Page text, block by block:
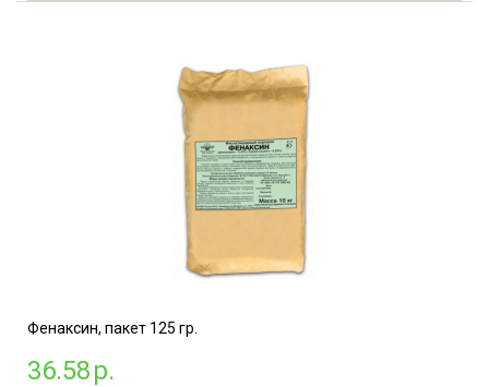
Фенаксин, пакет 125 гр.
36.58р.